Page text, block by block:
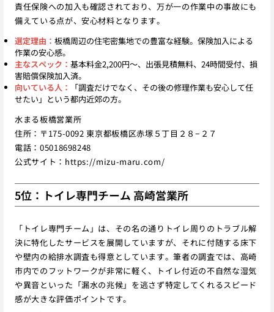
責任保険への加入も確認されており、万が一の作業中の事故にも
備えている点が、安心材料となります。
選定理由： 板橋周辺の住宅密集地での豊富な経験。保険加入による
作業の安心感。
主なスペック： 基本料金2,200円〜、出張見積無料、24時間受付、損
害賠償保険加入済。
向いている人：
「調査だけでなく、その後の修理作業も安心して任
せたい」という都内近郊の方。
水まる板橋営業所
住所：〒175-0092 東京都板橋区赤塚５丁目２８−２７
電話：05018698248
公式サイト： https://mizu-maru.com/
5位：トイレ専門チーム 高崎営業所
「トイレ専門チーム」は、その名の通りトイレ周りのトラブル解
決に特化したサービスを展開していますが、それに付随する床下
や壁内の給排水調査も得意としています。筆者の調査では、高崎
市内でのフットワークが非常に軽く、トイレ付近の不自然な湿気
や異音といった「漏水の兆候」を逃さず特定してくれるスピード
感が大きな評価ポイントです。